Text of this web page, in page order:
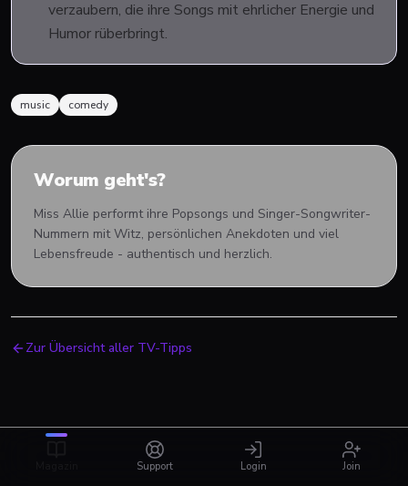
verzaubern, die ihre Songs mit ehrlicher Energie und
Humor rüberbringt.
music comedy
Worum geht's?
Miss Allie performt ihre Popsongs und Singer-Songwriter-
Nummern mit Witz, persönlichen Anekdoten und viel
Lebensfreude - authentisch und herzlich.
Zur Übersicht aller TV-Tipps
Support Login Join